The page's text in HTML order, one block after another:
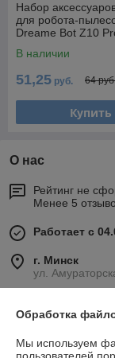
Набор
для робота-
Dreame Bot Z10
В наличии
51,25 руб. 64
Купить
О нас
Рейтинг не
Менее 5
Работает с
г. Минск
ул.
Показать
Обработка
Мы используем